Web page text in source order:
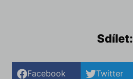
Sdílet:
Facebook Twitter